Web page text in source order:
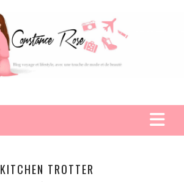
KITCHEN TROTTER